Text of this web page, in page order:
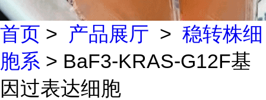
首页 > 产品展厅 > 稳转株细
胞系 > BaF3-KRAS-G12F基
因过表达细胞